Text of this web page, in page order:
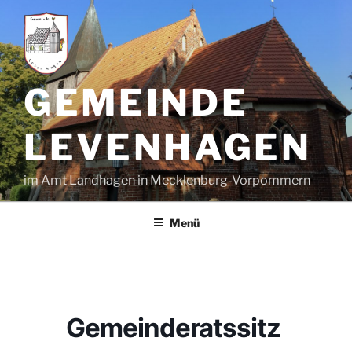
Inhalt
springen
GEMEINDE
LEVENHAGEN
im Amt Landhagen in Mecklenburg-Vorpommern
Menü
Gemeinderatssitz